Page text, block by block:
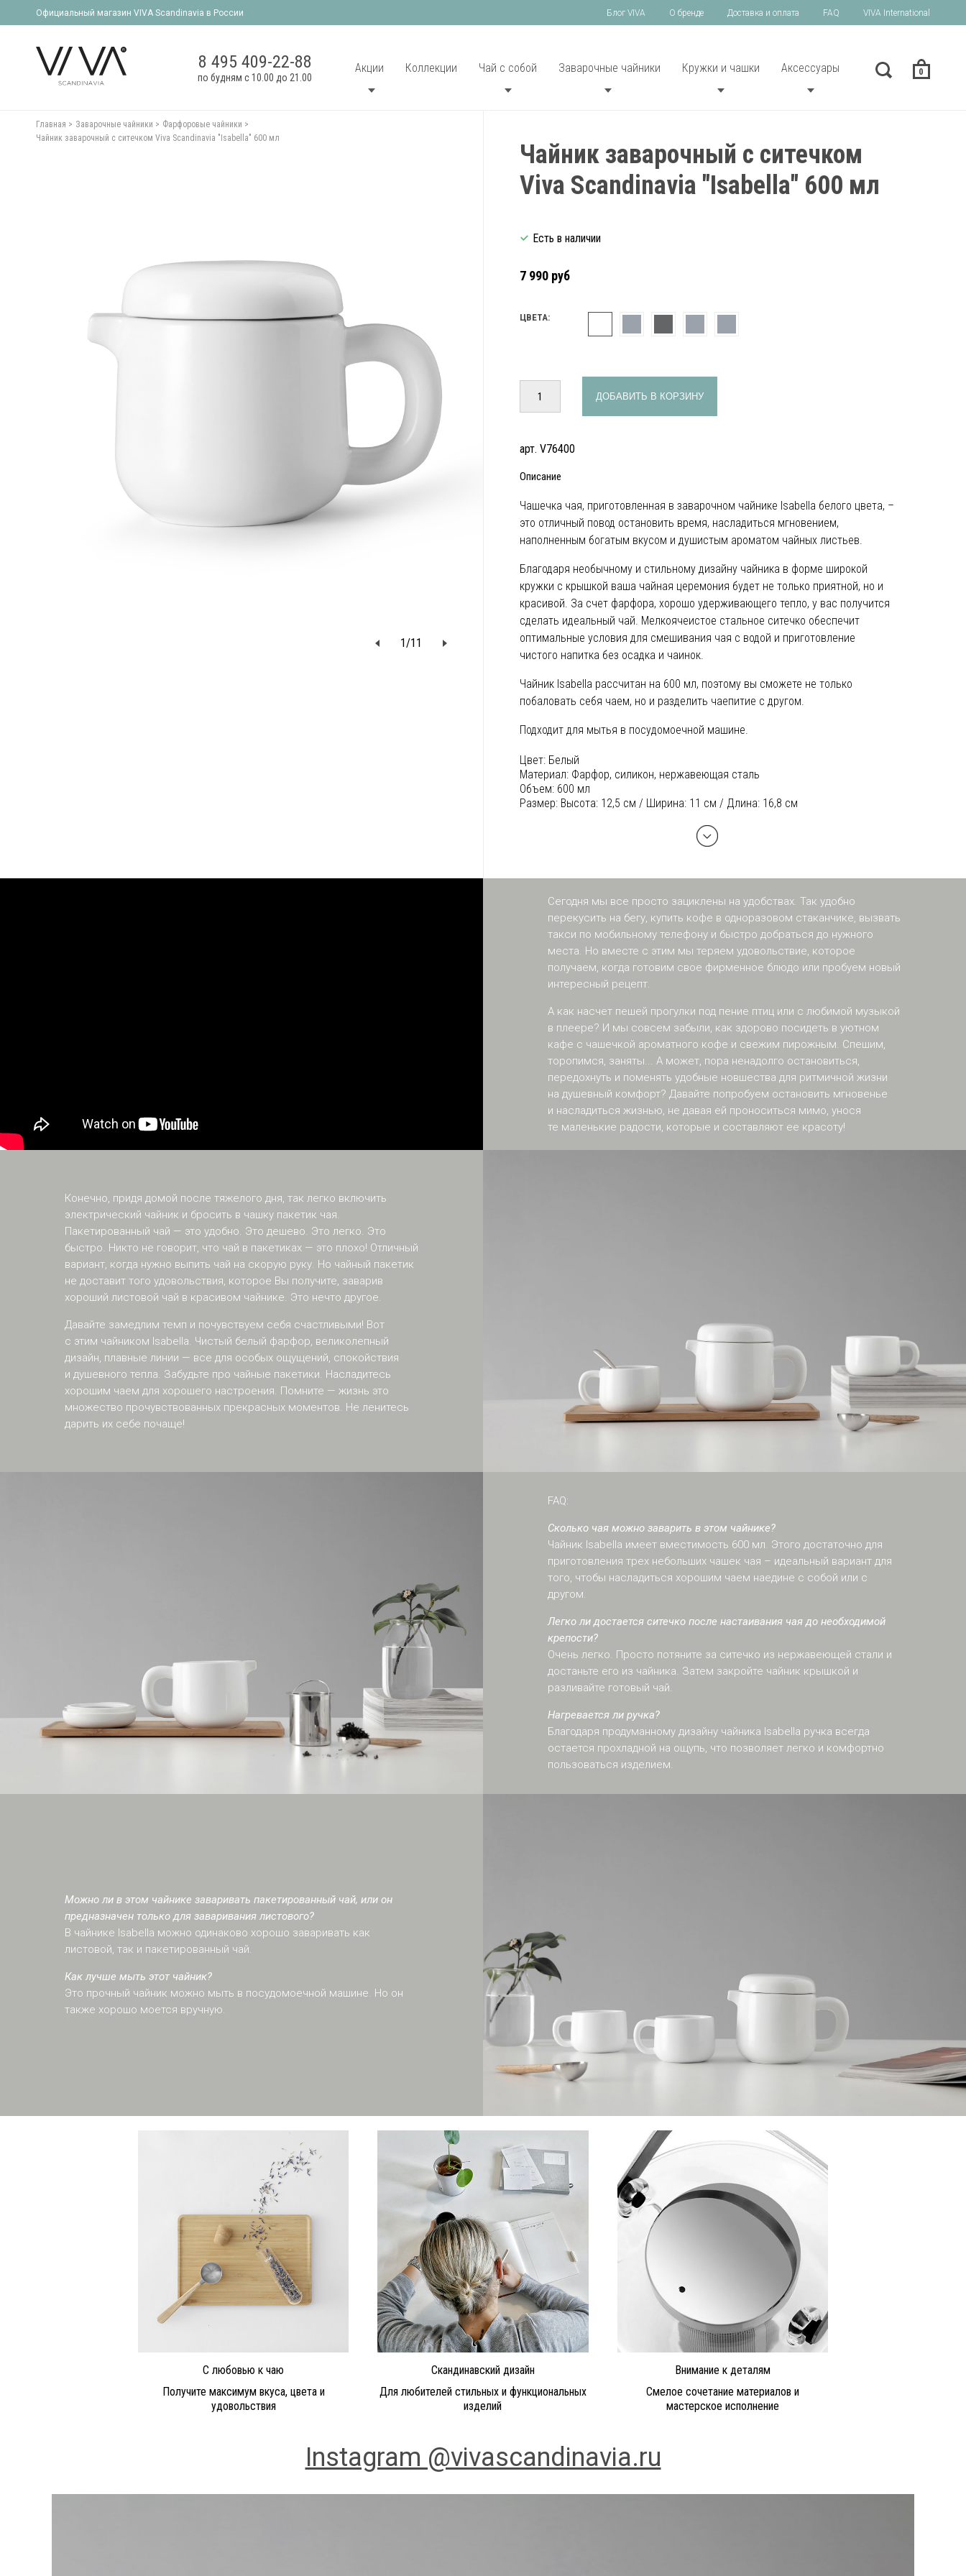
Официальный магазин VIVA Scandinavia в России Блог VIVA О бренде Доставка и оплата FAQ VIVA International
8 495 409-22-88
по будням с 10.00 до 21.00
Акции Коллекции Чай с собой Заварочные чайники Кружки и чашки Аксессуары 0
Главная Заварочные чайники
Фарфоровые чайники
Чайник заварочный с ситечком Viva Scandinavia "Isabella" 600 мл
1/11
Чайник заварочный с ситечком
Viva Scandinavia "Isabella" 600 мл
Есть в наличии
7 990 руб
ЦВЕТА:
ДОБАВИТЬ В КОРЗИНУ
арт. V76400
Описание
Чашечка чая, приготовленная в заварочном чайнике Isabella белого цвета, –
это отличный повод остановить время, насладиться мгновением,
наполненным богатым вкусом и душистым ароматом чайных листьев.
Благодаря необычному и стильному дизайну чайника в форме широкой
кружки с крышкой ваша чайная церемония будет не только приятной, но и
красивой. За счет фарфора, хорошо удерживающего тепло, у вас получится
сделать идеальный чай. Мелкоячеистое стальное ситечко обеспечит
оптимальные условия для смешивания чая с водой и приготовление
чистого напитка без осадка и чаинок.
Чайник Isabella рассчитан на 600 мл, поэтому вы сможете не только
побаловать себя чаем, но и разделить чаепитие с другом.
Подходит для мытья в посудомоечной машине.
Цвет: Белый
Материал: Фарфор, силикон, нержавеющая сталь
Объем: 600 мл
Размер: Высота: 12,5 см / Ширина: 11 см / Длина: 16,8 см
Сегодня мы все просто зациклены на удобствах. Так удобно
перекусить на бегу, купить кофе в одноразовом стаканчике, вызвать
такси по мобильному телефону и быстро добраться до нужного
места. Но вместе с этим мы теряем удовольствие, которое
получаем, когда готовим свое фирменное блюдо или пробуем новый
интересный рецепт.
А как насчет пешей прогулки под пение птиц или с любимой музыкой
в плеере? И мы совсем забыли, как здорово посидеть в уютном
кафе с чашечкой ароматного кофе и свежим пирожным. Спешим,
торопимся, заняты... А может, пора ненадолго остановиться,
передохнуть и поменять удобные новшества для ритмичной жизни
на душевный комфорт? Давайте попробуем остановить мгновенье
и насладиться жизнью, не давая ей проноситься мимо, унося
те маленькие радости, которые и составляют ее красоту!
Конечно, придя домой после тяжелого дня, так легко включить
электрический чайник и бросить в чашку пакетик чая.
Пакетированный чай — это удобно. Это дешево. Это легко. Это
быстро. Никто не говорит, что чай в пакетиках — это плохо! Отличный
вариант, когда нужно выпить чай на скорую руку. Но чайный пакетик
не доставит того удовольствия, которое Вы получите, заварив
хороший листовой чай в красивом чайнике. Это нечто другое.
Давайте замедлим темп и почувствуем себя счастливыми! Вот
с этим чайником Isabella. Чистый белый фарфор, великолепный
дизайн, плавные линии — все для особых ощущений, спокойствия
и душевного тепла. Забудьте про чайные пакетики. Насладитесь
хорошим чаем для хорошего настроения. Помните — жизнь это
множество прочувствованных прекрасных моментов. Не ленитесь
дарить их себе почаще!
FAQ:
Сколько чая можно заварить в этом чайнике?
Чайник Isabella имеет вместимость 600 мл. Этого достаточно для
приготовления трех небольших чашек чая – идеальный вариант для
того, чтобы насладиться хорошим чаем наедине с собой или с
другом.
Легко ли достается ситечко после настаивания чая до необходимой
крепости?
Очень легко. Просто потяните за ситечко из нержавеющей стали и
достаньте его из чайника. Затем закройте чайник крышкой и
разливайте готовый чай.
Нагревается ли ручка?
Благодаря продуманному дизайну чайника Isabella ручка всегда
остается прохладной на ощупь, что позволяет легко и комфортно
пользоваться изделием.
Можно ли в этом чайнике заваривать пакетированный чай, или он
предназначен только для заваривания листового?
В чайнике Isabella можно одинаково хорошо заваривать как
листовой, так и пакетированный чай.
Как лучше мыть этот чайник?
Это прочный чайник можно мыть в посудомоечной машине. Но он
также хорошо моется вручную.
С любовью к чаю
Получите максимум вкуса, цвета и
удовольствия
Скандинавский дизайн
Для любителей стильных и функциональных
изделий
Внимание к деталям
Смелое сочетание материалов и
мастерское исполнение
Instagram @vivascandinavia.ru